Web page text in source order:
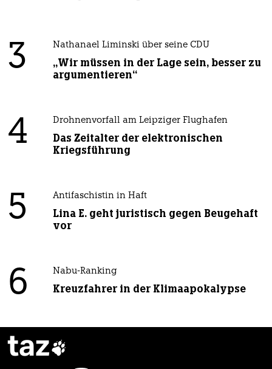
3 Nathanael Liminski über seine CDU
„Wir müssen in der Lage sein, besser zu
argumentieren“
4 Drohnenvorfall am Leipziger Flughafen
Das Zeitalter der elektronischen
Kriegsführung
5 Antifaschistin in Haft
Lina E. geht juristisch gegen Beugehaft
vor
6 Nabu-Ranking
Kreuzfahrer in der Klimaapokalypse
taz